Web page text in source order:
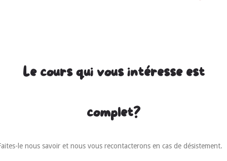
Le cours qui vous intéresse est
complet?
le nous savoir et nous vous recontacterons en cas de désistement.